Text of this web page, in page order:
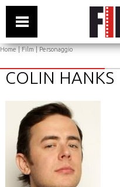
Home|Film| Personaggio
COLIN HANKS